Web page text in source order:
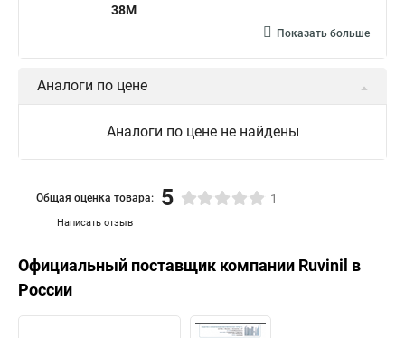
38М
Показать больше
Аналоги по цене
Аналоги по цене не найдены
Написать отзыв
Общая оценка товара: 5 1
Официальный поставщик компании Ruvinil в
России